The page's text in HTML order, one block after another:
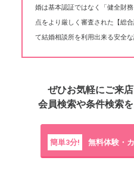
婚は基本認証ではなく「健全財
点をより厳しく審査された【総
て結婚相談所を利用出来る安全な
ぜひお気軽にご来
会員検索や条件検索
簡単3分! 無料体験・